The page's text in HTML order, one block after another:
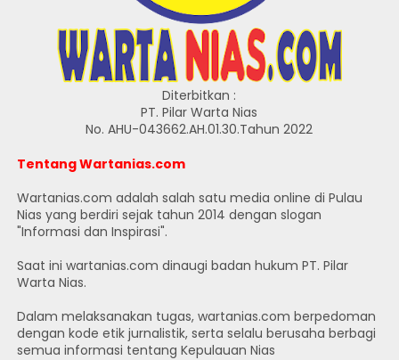
Diterbitkan :
PT. Pilar Warta Nias
No. AHU-043662.AH.01.30.Tahun 2022
Tentang Wartanias.com
Wartanias.com adalah salah satu media online di Pulau
Nias yang berdiri sejak tahun 2014 dengan slogan
"Informasi dan Inspirasi".
Saat ini wartanias.com dinaugi badan hukum PT. Pilar
Warta Nias.
Dalam melaksanakan tugas, wartanias.com berpedoman
dengan kode etik jurnalistik, serta selalu berusaha berbagi
semua informasi tentang Kepulauan Nias